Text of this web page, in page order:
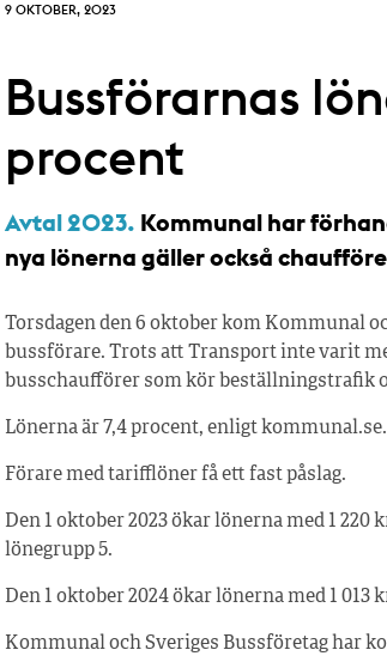
9 OKTOBER, 2023
Bussförarnas
procent
Avtal 2023. Kommunal har
nya lönerna gäller också
Torsdagen den 6 oktober kom Kommunal
bussförare. Trots att Transport inte varit
busschaufförer som kör beställningstrafik
Lönerna är 7,4 procent, enligt kommunal.se.
Förare med tarifflöner få ett fast påslag.
Den 1 oktober 2023 ökar lönerna med 1
lönegrupp 5.
Den 1 oktober 2024 ökar lönerna med 1 013
Kommunal och Sveriges Bussföretag har